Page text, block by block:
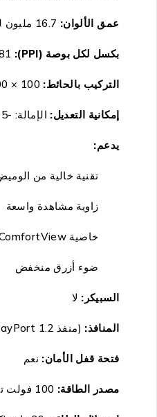
عمق الألوان:
بكسل لكل بوصة (PPI):
التركيب بالحائط:
إمكانية التعديل: الإمالة: -5 درجة إلى 21 درجة
يدعم:
تقنية خالية من
زاوية مشاهدة واسعة
خاصية ComfortView
ضوء أزرق منخفض
السبيكر: لا
المنافذ: (منفذ DisplayPort 1.2 + منفذ
فتحة قفل الأمان: نعم
مصدر الطاقة: